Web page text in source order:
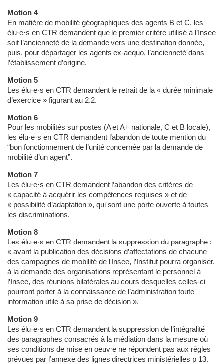
Motion 4
En matière de mobilité géographiques des agents B et C, les
élu·e·s en CTR demandent que le premier critère utilisé à l’Insee
soit l’ancienneté de la demande vers une destination donnée,
puis, pour départager les agents ex-aequo, l’ancienneté dans
l’établissement d’origine.
Motion 5
Les élu·e·s en CTR demandent le retrait de la « durée minimale
d’exercice » figurant au 2.2.
Motion 6
Pour les mobilités sur postes (A et A+ nationale, C et B locale),
les élu·e·s en CTR demandent l’abandon de toute mention du
“bon fonctionnement de l’unité concernée par la demande de
mobilité d’un agent”.
Motion 7
Les élu·e·s en CTR demandent l’abandon des critères de
« capacité à acquérir les compétences requises » et de
« possibilité d’adaptation », qui sont une porte ouverte à toutes
les discriminations.
Motion 8
Les élu·e·s en CTR demandent la suppression du paragraphe :
« avant la publication des décisions d’affectations de chacune
des campagnes de mobilité de l’Insee, l’Institut pourra organiser,
à la demande des organisations représentant le personnel à
l’Insee, des réunions bilatérales au cours desquelles celles-ci
pourront porter à la connaissance de l’administration toute
information utile à sa prise de décision ».
Motion 9
Les élu·e·s en CTR demandent la suppression de l’intégralité
des paragraphes consacrés à la médiation dans la mesure où
ses conditions de mise en oeuvre ne répondent pas aux règles
prévues par l’annexe des lignes directrices ministérielles p 13.